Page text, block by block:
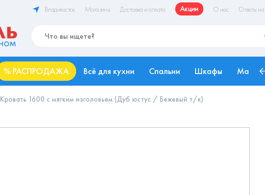
Владивосток Магазины Доставка и оплата Акции О нас Ответы
% РАСПРОДАЖА Всё для кухни Спальни Шкафы
Кровать 1600 с мягким изголовьем (Дуб юстус / Бежевый т/к)